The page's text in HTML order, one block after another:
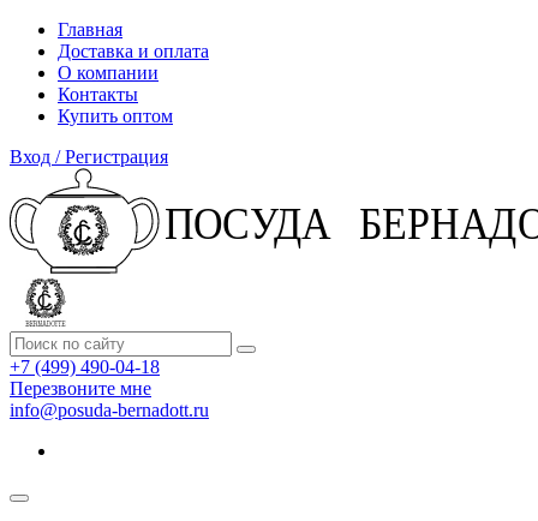
Главная
Доставка и оплата
О компании
Контакты
Купить оптом
Вход / Регистрация
+7 (499) 490-04-18
Перезвоните мне
info@posuda-bernadott.ru